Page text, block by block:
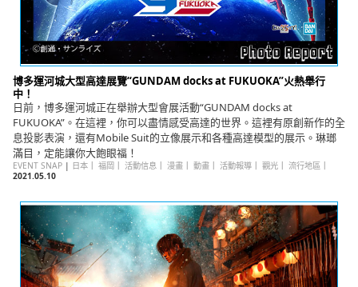
博多運河城大型高達展覽“GUNDAM docks at FUKUOKA”火熱舉行
中！
日前，博多運河城正在舉辦大型會展活動“GUNDAM docks at
FUKUOKA”。在這裡，你可以盡情感受高達的世界。這裡有原創新作的全
息投影表演，還有Mobile Suit的立像展示和各種高達模型的展示。琳瑯
滿目，定能讓你大飽眼福！
EVENT SNAP| 日本｜ 福岡｜ 活動信息 ｜ 漫畫｜ 動畫｜ 活動報導｜ 觀光｜ 流行地區 ｜
2021.05.10